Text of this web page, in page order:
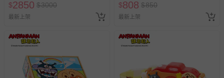
$2850 $3000
最新上架
$808 $850
最新上架